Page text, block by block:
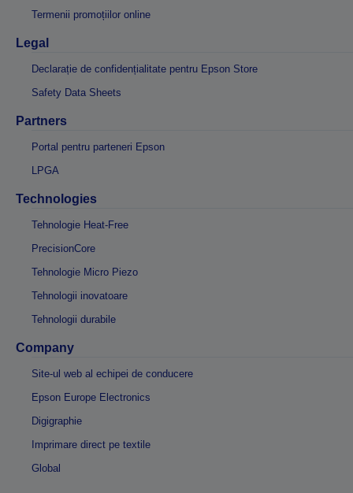
Termenii promoțiilor online
Legal
Declarație de confidențialitate pentru Epson Store
Safety Data Sheets
Partners
Portal pentru parteneri Epson
LPGA
Technologies
Tehnologie Heat-Free
PrecisionCore
Tehnologie Micro Piezo
Tehnologii inovatoare
Tehnologii durabile
Company
Site-ul web al echipei de conducere
Epson Europe Electronics
Digigraphie
Imprimare direct pe textile
Global